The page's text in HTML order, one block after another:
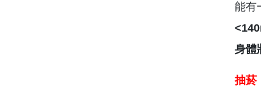
能有
身體
抽菸